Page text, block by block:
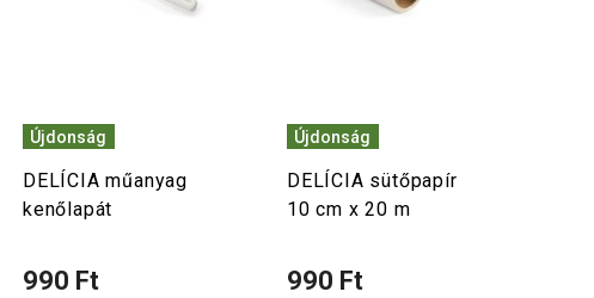
Újdonság
DELÍCIA műanyag
kenőlapát
990 Ft
Újdonság
DELÍCIA sütőpapír
10 cm x 20 m
990 Ft